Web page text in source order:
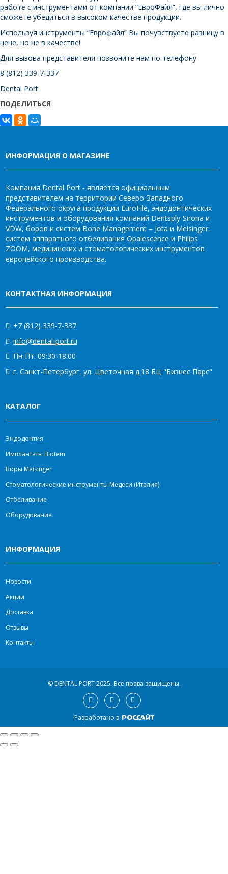
работе с инструментами от компании “ЕвроФайл”, где вы лично
сможете убедиться в высоком качестве продукции.
Используя инструменты “Еврофайл” Вы почувствуете разницу в
цене, но не в качестве!
Для вызова представителя позвоните нам по телефону
8 (812) 339-7-337
Dental Port
ПОДЕЛИТЬСЯ
ИНФОРМАЦИЯ О МАГАЗИНЕ
Компания Dental Port - является официальным
представителем на территории Северо-Западного
Федерального округа продукции EuroFile, эндодонтических
инструментов и оборудования компаний Dentsply-Sirona и
VDW, боров и систем Bone Management – Jota и Meisinger,
систем аппаратного отбеливания Opalescence и Philips
ZOOM, медицинских и стоматологических инструментов
европейского производства.
КОНТАКТНАЯ ИНФОРМАЦИЯ
+7 (812) 339-7-337
info@dental-port.ru
Пн-Пт: 09:30-18:00
г. Санкт-Петербург, ул. Цветочная д.18 БЦ "Бизнес Парс"
КАТАЛОГ
Эндодонтия
Имплантаты Biotem
Боры Meisinger
Стоматологические инструменты Медеси (Италия)
Отбеливание
Оборудование
ИНФОРМАЦИЯ
Новости
Акции
Доставка
Отзывы
Контакты
© DENTAL PORT 2025. Все права защищены.
Разработано в